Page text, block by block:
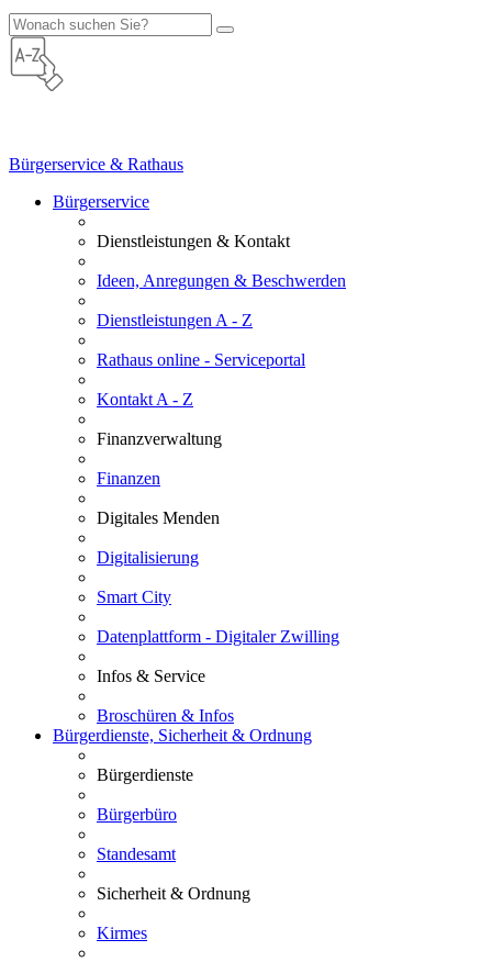
Bürgerservice & Rathaus
Bürgerservice
Dienstleistungen & Kontakt
Ideen, Anregungen & Beschwerden
Dienstleistungen A - Z
Rathaus online - Serviceportal
Kontakt A - Z
Finanzverwaltung
Finanzen
Digitales Menden
Digitalisierung
Smart City
Datenplattform - Digitaler Zwilling
Infos & Service
Broschüren & Infos
Bürgerdienste, Sicherheit & Ordnung
Bürgerdienste
Bürgerbüro
Standesamt
Sicherheit & Ordnung
Kirmes